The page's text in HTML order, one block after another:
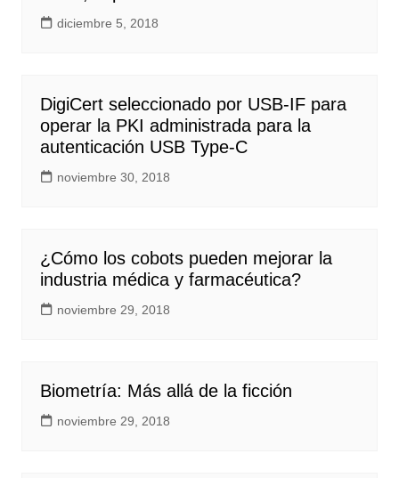
diciembre 5, 2018
DigiCert seleccionado por USB-IF para
operar la PKI administrada para la
autenticación USB Type-C
noviembre 30, 2018
¿Cómo los cobots pueden mejorar la
industria médica y farmacéutica?
noviembre 29, 2018
Biometría: Más allá de la ficción
noviembre 29, 2018